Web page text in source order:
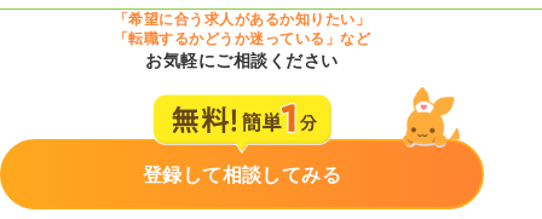
「希望に合う求人があるか知りたい」
「転職するかどうか迷っている」など
お気軽にご相談ください
登録して相談してみる